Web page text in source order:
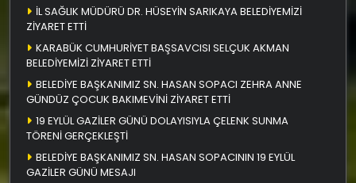
İL SAĞLIK MÜDÜRÜ DR. HÜSEYİN SARIKAYA BELEDİYEMİZİ
ZİYARET ETTİ
KARABÜK CUMHURİYET BAŞSAVCISI SELÇUK AKMAN
BELEDİYEMİZİ ZİYARET ETTİ
BELEDİYE BAŞKANIMIZ SN. HASAN SOPACI ZEHRA ANNE
GÜNDÜZ ÇOCUK BAKIMEVİNİ ZİYARET ETTİ
19 EYLÜL GAZİLER GÜNÜ DOLAYISIYLA ÇELENK SUNMA
TÖRENİ GERÇEKLEŞTİ
BELEDİYE BAŞKANIMIZ SN. HASAN SOPACININ 19 EYLÜL
GAZİLER GÜNÜ MESAJI